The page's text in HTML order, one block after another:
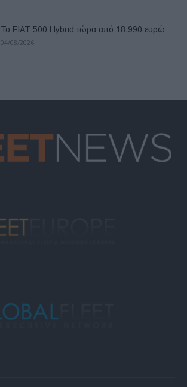
Το FIAT 500 Hybrid τώρα από 18.990 ευρώ
04/08/2026